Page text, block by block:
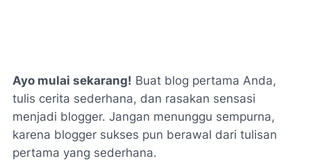
Ayo mulai sekarang! Buat blog pertama Anda,
tulis cerita sederhana, dan rasakan sensasi
menjadi blogger. Jangan menunggu sempurna,
karena blogger sukses pun berawal dari tulisan
pertama yang sederhana.